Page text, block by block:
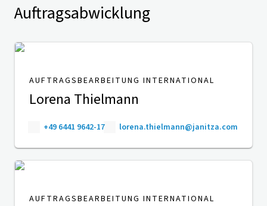
Auftragsabwicklung
AUFTRAGSBEARBEITUNG INTERNATIONAL
Lorena Thielmann
+49 6441 9642-17 lorena.thielmann@janitza.com
AUFTRAGSBEARBEITUNG INTERNATIONAL